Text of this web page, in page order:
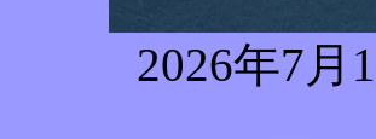
2026年7